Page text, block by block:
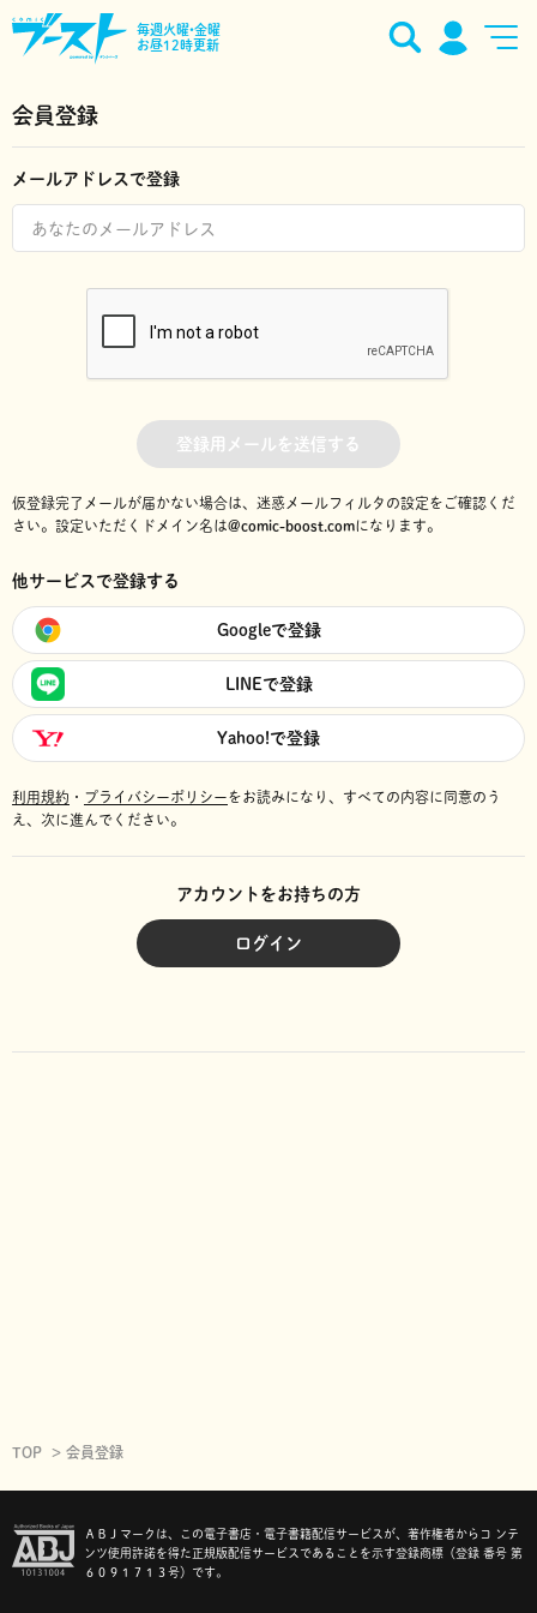
毎週火曜•金曜
お昼12時更新
会員登録
メールアドレスで登録
登録用メールを送信する
仮登録完了メールが届かない場合は、迷惑メールフィルタの設定をご確認くだ
さい。 設定いただくドメイン名は@comic-boost.comになります。
他サービスで登録する
Googleで登録
LINEで登録
Yahoo!で登録
利用規約 ・ プライバシーポリシーをお読みになり、 すべての内容に同意のう
え、次に進んでください。
アカウントをお持ちの方
ログイン
TOP 会員登録
ＡＢＪマークは、この電子書店・電子書籍配信サービスが、著作権者からコ ンテ
ンツ使用許諾を得た正規版配信サービスであることを示す登録商標（登録 番号 第
６０９１７１３号）です。